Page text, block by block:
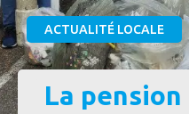
ACTUALITÉ LOCALE
La